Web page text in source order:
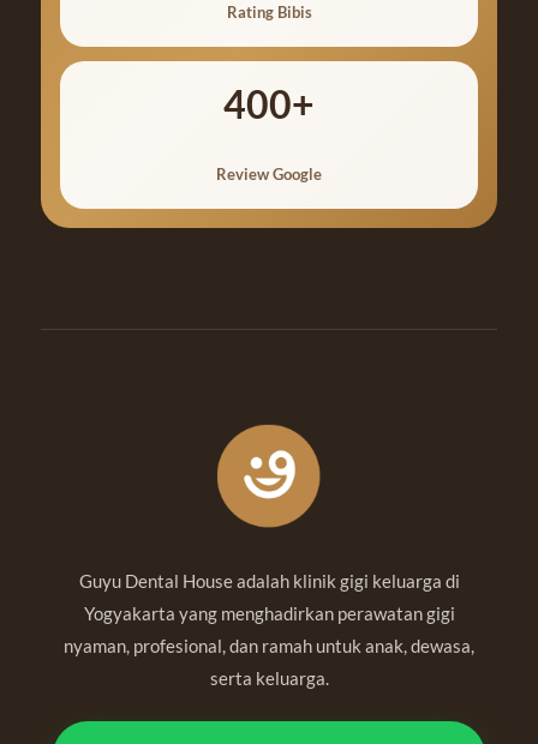
Rating Bibis
400+
Review Google
Guyu Dental House adalah klinik gigi keluarga di
Yogyakarta yang menghadirkan perawatan gigi
nyaman, profesional, dan ramah untuk anak, dewasa,
serta keluarga.